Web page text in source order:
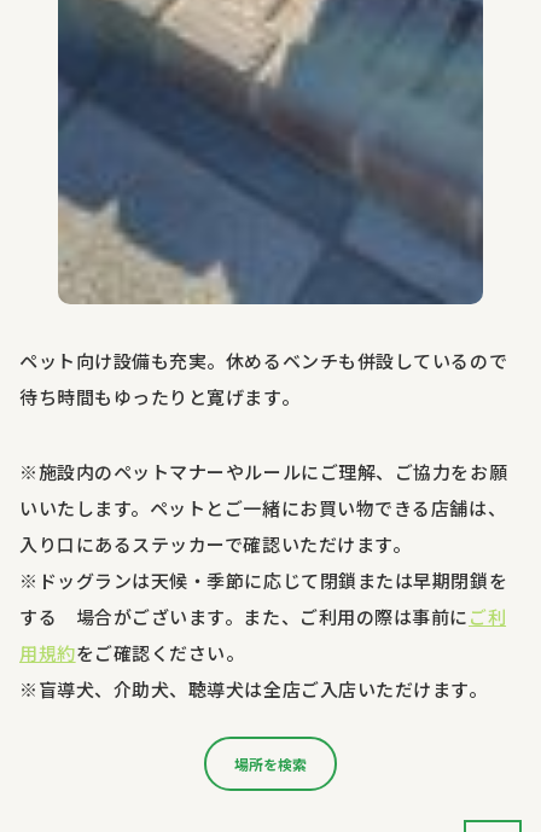
ペット向け設備も充実。休めるベンチも併設しているので
待ち時間もゆったりと寛げます。
※施設内のペットマナーやルールにご理解、ご協力をお願
いいたします。ペットとご一緒にお買い物できる店舗は、
入り口にあるステッカーで確認いただけます。
※ドッグランは天候・季節に応じて閉鎖または早期閉鎖を
する 場合がございます。また、ご利用の際は事前にご利
用規約をご確認ください。
※盲導犬、介助犬、聴導犬は全店ご入店いただけます。
場所を検索